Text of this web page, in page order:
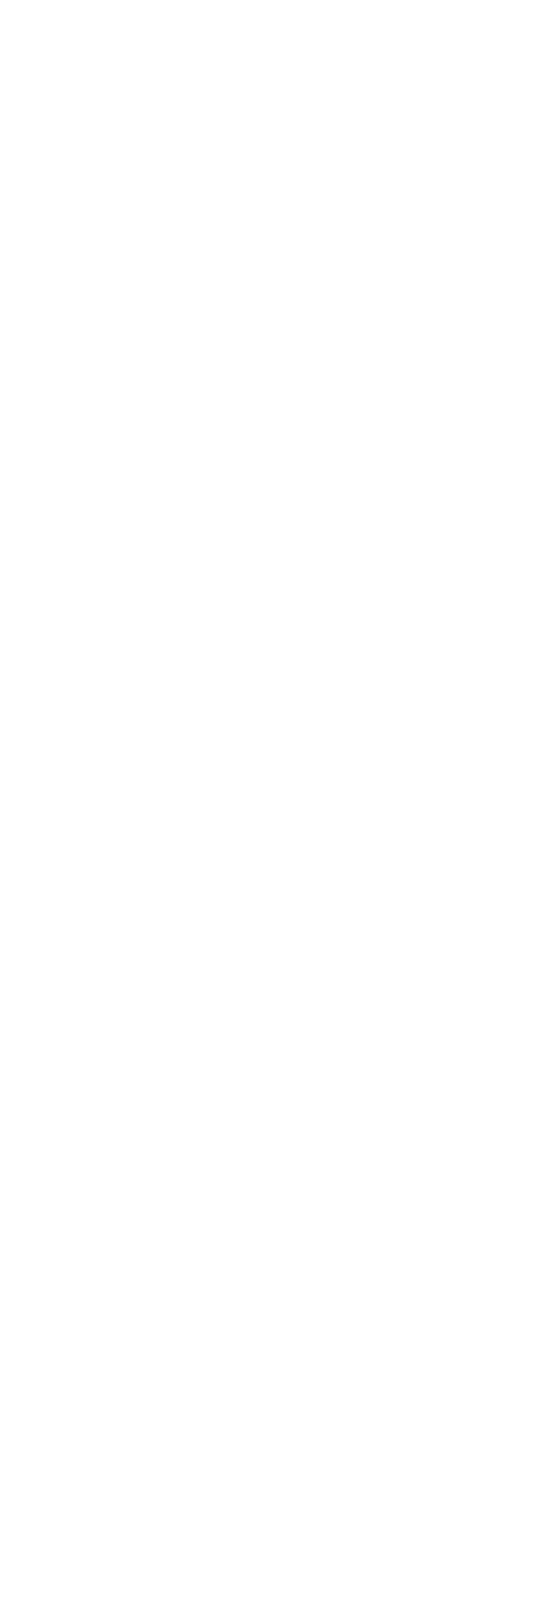
3e séquence : option découverte d’une
Identifier les fondamentaux du fonctionnement
Cette option d'entrée et de sortie de zone ainsi